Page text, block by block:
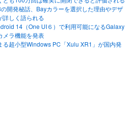
開発秘話、Bayカラーを選択した理由やデザ
詳しく語られる
14（One UI６）で利用可能になるGalaxy
メラ機能を発表
る超小型Windows PC「Xulu XR1」が国内発